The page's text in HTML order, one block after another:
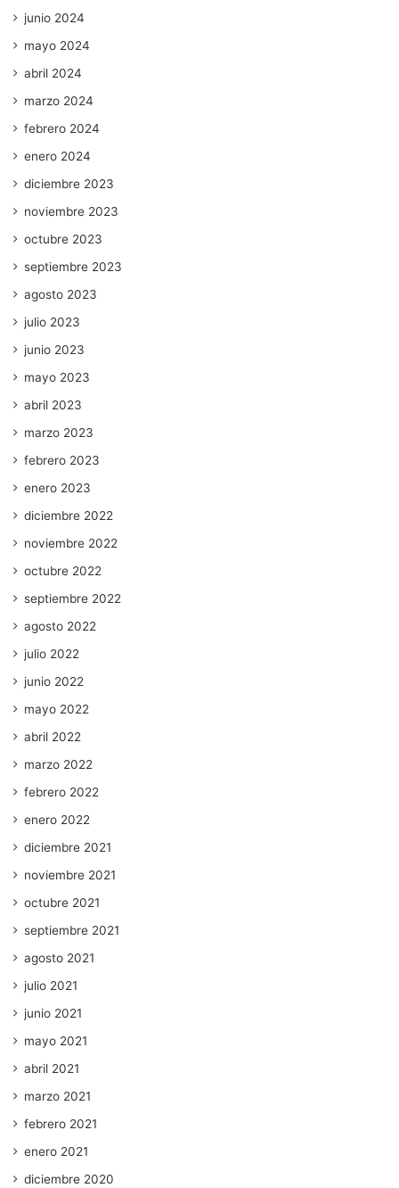
junio 2024
mayo 2024
abril 2024
marzo 2024
febrero 2024
enero 2024
diciembre 2023
noviembre 2023
octubre 2023
septiembre 2023
agosto 2023
julio 2023
junio 2023
mayo 2023
abril 2023
marzo 2023
febrero 2023
enero 2023
diciembre 2022
noviembre 2022
octubre 2022
septiembre 2022
agosto 2022
julio 2022
junio 2022
mayo 2022
abril 2022
marzo 2022
febrero 2022
enero 2022
diciembre 2021
noviembre 2021
octubre 2021
septiembre 2021
agosto 2021
julio 2021
junio 2021
mayo 2021
abril 2021
marzo 2021
febrero 2021
enero 2021
diciembre 2020